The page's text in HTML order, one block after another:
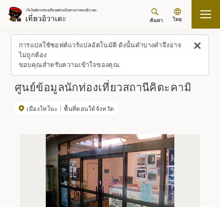
การแปลใช้ซอฟต์แวร์แปลอัตโนมัติ ดังนั้นคำบางคำจึงอาจ
ไม่ถูกต้อง
ขอบคุณสำหรับความเข้าใจของคุณ.
ค้นหา ไทย
กลับขึ้นด้านบน สถานที่/ประสบการณ์ (รายการ)
ศูนย์ข้อมูลนักท่องเที่ยวสถานีคิตะคามิ
เมืองโทโนะ พื้นที่ตอนใต้จังหวัด